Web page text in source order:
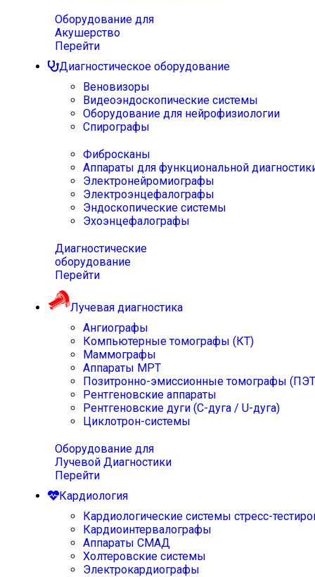
Оборудование для
Акушерство
Перейти
Диагностическое оборудование
Веновизоры
Видеоэндоскопические системы
Оборудование для нейрофизиологии
Спирографы
Фибросканы
Аппараты для функциональной
Электронейромиографы
Электроэнцефалографы
Эндоскопические системы
Эхоэнцефалографы
Диагностические
оборудование
Перейти
Лучевая диагностика
Ангиографы
Компьютерные томографы (КТ)
Маммографы
Аппараты МРТ
Позитронно-эмиссионные томографы
Рентгеновские аппараты
Рентгеновские дуги (С-дуга / U-дуга)
Циклотрон-системы
Оборудование для
Лучевой Диагностики
Перейти
Кардиология
Кардиологические системы стресс-
Кардиоинтервалографы
Аппараты СМАД
Холтеровские системы
Электрокардиографы